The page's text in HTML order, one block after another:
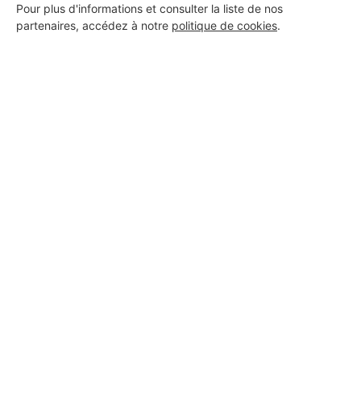
Pour plus d'informations et consulter la liste de nos
partenaires, accédez à notre politique de cookies.